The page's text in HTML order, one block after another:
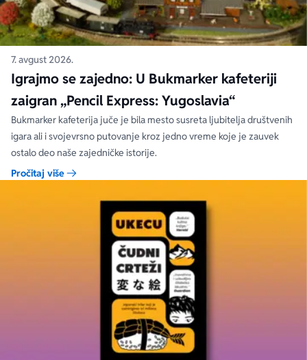
7. avgust 2026.
Igrajmo se zajedno: U Bukmarker kafeteriji
zaigran „Pencil Express: Yugoslavia“
Bukmarker kafeterija juče je bila mesto susreta ljubitelja društvenih
igara ali i svojevrsno putovanje kroz jedno vreme koje je zauvek
ostalo deo naše zajedničke istorije.
Pročitaj više